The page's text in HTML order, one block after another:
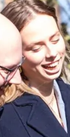
–
een
jullie een